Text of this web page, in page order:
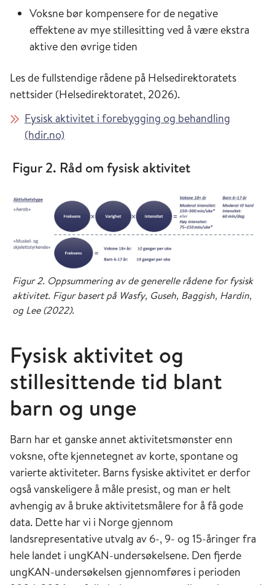
Voksne bør kompensere for de negative
effektene av mye stillesitting ved å være ekstra
aktive den øvrige tiden
Les de fullstendige rådene på Helsedirektoratets
nettsider (Helsedirektoratet, 2026).
Fysisk aktivitet i forebygging og behandling
(hdir.no)
Figur 2. Råd om fysisk aktivitet
Figur 2. Oppsummering av de generelle rådene for fysisk
aktivitet. Figur basert på Wasfy, Guseh, Baggish, Hardin,
og Lee (2022).
Fysisk aktivitet og
stillesittende tid blant
barn og unge
Barn har et ganske annet aktivitetsmønster enn
voksne, ofte kjennetegnet av korte, spontane og
varierte aktiviteter. Barns fysiske aktivitet er derfor
også vanskeligere å måle presist, og man er helt
avhengig av å bruke aktivitetsmålere for å få gode
data. Dette har vi i Norge gjennom
landsrepresentative utvalg av 6-, 9- og 15-åringer fra
hele landet i ungKAN-undersøkelsene. Den fjerde
ungKAN-undersøkelsen gjennomføres i perioden